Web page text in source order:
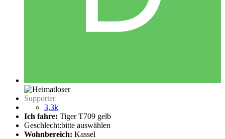
Supporter
3,3k
Ich fahre: Tiger T709 gelb
Geschlecht:bitte auswählen
Wohnbereich: Kassel